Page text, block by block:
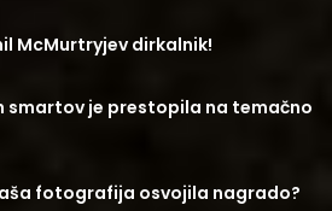
McMurtryjev dirkalnik!
smartov je prestopila na temačno
fotografija osvojila nagrado?